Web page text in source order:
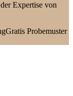
Expertise von
Gratis Probemuster